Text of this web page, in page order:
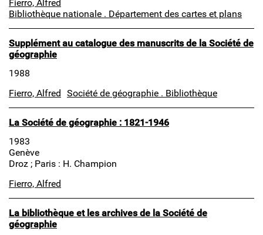
Fierro, Alfred
Bibliothèque nationale . Département des cartes et plans
Supplément au catalogue des manuscrits de la Société de
géographie
1988
Fierro, Alfred Société de géographie . Bibliothèque
La Société de géographie : 1821-1946
1983
Genève
Droz ; Paris : H. Champion
Fierro, Alfred
La bibliothèque et les archives de la Société de
géographie